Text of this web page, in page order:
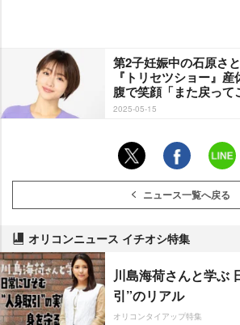
第2子妊娠中の石原さ
『トリセツショー』
腹で笑顔「また戻って
2025-05-15
ニュース一覧へ戻る
オリコンニュース イチオシ特集
川島海荷さんと学ぶ
引”のリアル
オリコンタイアップ特集